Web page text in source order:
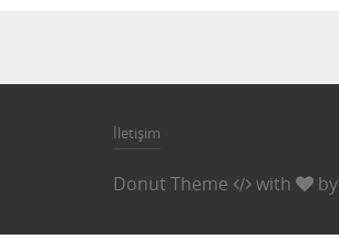
İletişim
Donut Theme with by